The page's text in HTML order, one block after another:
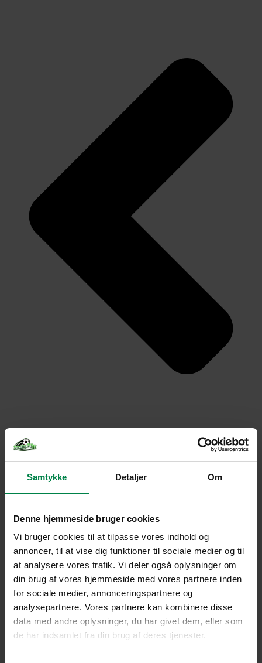
Samtykke Detaljer Om
Denne hjemmeside bruger cookies
Vi bruger cookies til at tilpasse vores indhold og
annoncer, til at vise dig funktioner til sociale medier og til
at analysere vores trafik. Vi deler også oplysninger om
din brug af vores hjemmeside med vores partnere inden
for sociale medier, annonceringspartnere og
analysepartnere. Vores partnere kan kombinere disse
data med andre oplysninger, du har givet dem, eller som
de har indsamlet fra din brug af deres tjenester.